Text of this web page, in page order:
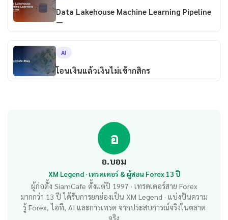
Data Lakehouse Machine Learning Pipeline
—
AI
โอนเงินแล้วเงินไม่เข้ากสิกร
อ
อ.บอม
XM Legend · เทรดเดอร์ & ผู้สอน Forex 13 ปี
ผู้ก่อตั้ง SiamCafe ตั้งแต่ปี 1997 · เทรดเดอร์สาย Forex
มากกว่า 13 ปี ได้รับการยกย่องเป็น XM Legend · แบ่งปันความ
รู้ Forex, ไอที, AI และการเทรด จากประสบการณ์จริงในตลาด